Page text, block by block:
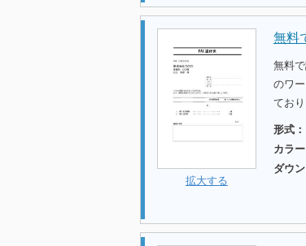
拡大する
無料
無料
のワ
てお
形式：
カラー
ダウ